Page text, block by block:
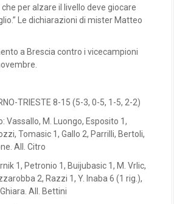
per alzare il livello deve giocare
Le dichiarazioni di mister Matteo
a Brescia contro i vicecampioni
TRIESTE 8-15 (5-3, 0-5, 1-5, 2-2)
Vassallo, M. Luongo, Esposito 1,
Tomasic 1, Gallo 2, Parrilli, Bertoli,
All. Citro
1, Petronio 1, Buijubasic 1, M. Vrlic,
2, Razzi 1, Y. Inaba 6 (1 rig.),
All. Bettini